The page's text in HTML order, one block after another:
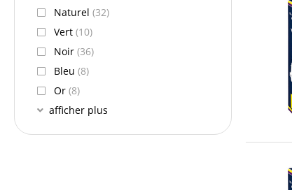
Naturel (32)
Vert (10)
Noir (36)
Bleu (8)
Or (8)
afficher plus